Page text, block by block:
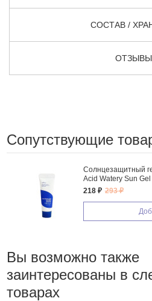
СОСТАВ /
ОТЗЫВЫ
Сопутствующие
Солнцезащитный
Acid Watery Sun Gel
218 ₽ 293 ₽
Вы возможно также
заинтересованы в
товарах